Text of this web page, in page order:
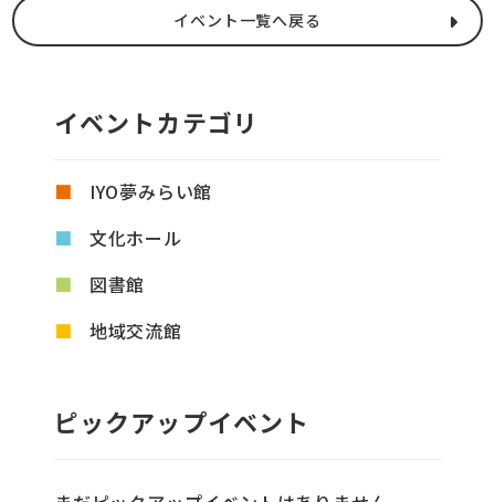
イベント一覧へ戻る
イベントカテゴリ
IYO夢みらい館
文化ホール
図書館
地域交流館
ピックアップイベント